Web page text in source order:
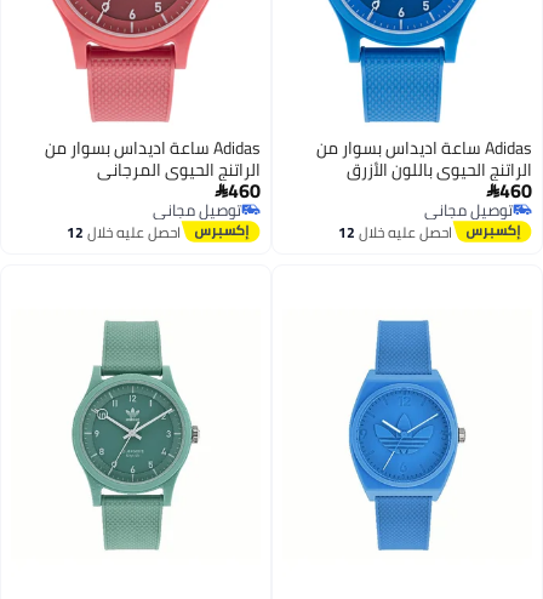
Adidas ساعة اديداس بسوار من
الراتنج الحيوي باللون الأزرق
460
توصيل مجاني
توصيل مجانياحصل عليه خلال12
Adidas ساعة اديداس بسوار من
الراتنج الحيوي المرجاني
460
توصيل مجاني
توصيل مجانياحصل عليه خلال12